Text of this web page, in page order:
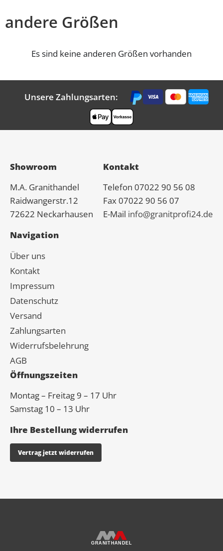
andere Größen
Es sind keine anderen Größen vorhanden
Unsere Zahlungsarten:
Showroom
M.A. Granithandel
Raidwangerstr.12
72622 Neckarhausen
Kontakt
Telefon 07022 90 56 08
Fax 07022 90 56 07
E-Mail info@granitprofi24.de
Navigation
Über uns
Kontakt
Impressum
Datenschutz
Versand
Zahlungsarten
Widerrufsbelehrung
AGB
Öffnungszeiten
Montag – Freitag 9 – 17 Uhr
Samstag 10 – 13 Uhr
Ihre Bestellung widerrufen
Vertrag jetzt widerrufen